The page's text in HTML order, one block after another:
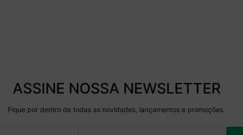
ASSINE NOSSA NEWSLETTER
Fique por dentro de todas as novidades, lançamentos e promoções.